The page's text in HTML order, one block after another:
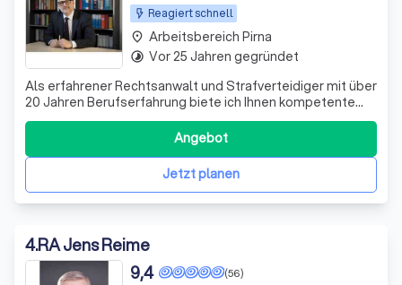
Reagiert schnell
Als erfahrener Rechtsanwalt und Strafverteidiger mit über
20 Jahren Berufserfahrung biete ich Ihnen kompetente
Unterstützung in allen strafrechtlichen Angelegenheiten.
Mein Schwerpunkt liegt im Wirtschaftsstrafrecht,
einschließlich Insolvenzstraftaten, Geldwäsche,
Korruptionsstrafrecht, Bestechung,
Jetzt planen
Angebot
place Arbeitsbereich Pirna
timelapse Vor 25 Jahren gegründet
4.RA Jens Reime
(56)
9,4